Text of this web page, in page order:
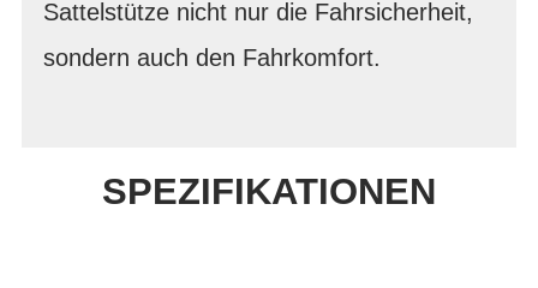
Sattelstütze nicht nur die Fahrsicherheit,
sondern auch den Fahrkomfort.
SPEZIFIKATIONEN